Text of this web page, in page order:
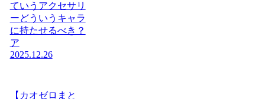
ていうアクセサリ
ーどういうキャラ
に持たせるべき？
ア
2025.12.26
【カオゼロまと